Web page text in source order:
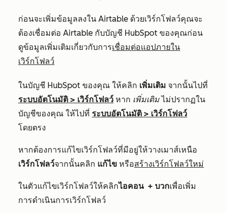
ก่อนจะเพิ่มข้อมูลลงใน Airtable ด้วยเวิร์กโฟลว์คุณจะ
ต้องเชื่อมต่อ Airtable กับบัญชี HubSpot ของคุณก่อน
ดูข้อมูลเพิ่มเติมเกี่ยวกับการเชื่อมต่อแอปภายใน
เวิร์กโฟลว์
ในบัญชี HubSpot ของคุณ ให้คลิก เพิ่มเติม จากนั้นไปที่
ระบบอัตโนมัติ > เวิร์กโฟลว์ หาก เพิ่มเติมไม่ปรากฏใน
บัญชีของคุณ ให้ไปที่ ระบบอัตโนมัติ > เวิร์กโฟลว์
โดยตรง
หากต้องการแก้ไขเวิร์กโฟลว์ที่มีอยู่ให้วางเมาส์เหนือ
เวิร์กโฟลว์จากนั้นคลิก แก้ไข หรือสร้างเวิร์กโฟลว์ใหม่
ในตัวแก้ไขเวิร์กโฟลว์ให้คลิกไอคอน + บวกเพื่อเพิ่ม
การดำเนินการเวิร์กโฟลว์